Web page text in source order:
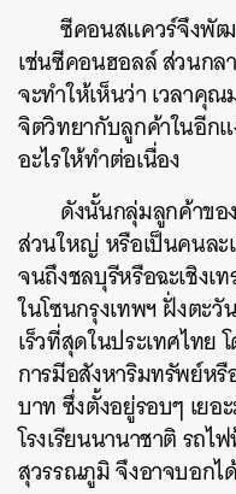
ซีคอนสแควร์จึงพัฒ
เช่นซีคอนฮอลล์ ส่วนกล
จะทำให้เห็นว่า เวลาคุ
จิตวิทยากับลูกค้าในอีก
อะไรให้ทำต่อเนื่อง
ดังนั้นกลุ่มลูกค้าขอ
ส่วนใหญ่ หรือเป็นคนละ
จนถึงชลบุรีหรือฉะเชิงเ
ในโซนกรุงเทพฯ ฝั่งตะ
เร็วที่สุดในประเทศไทย
การมีอสังหาริมทรัพย์ห
บาท ซึ่งตั้งอยู่รอบๆ เย
โรงเรียนนานาชาติ รถ
สุวรรณภูมิ จึงอาจบอก